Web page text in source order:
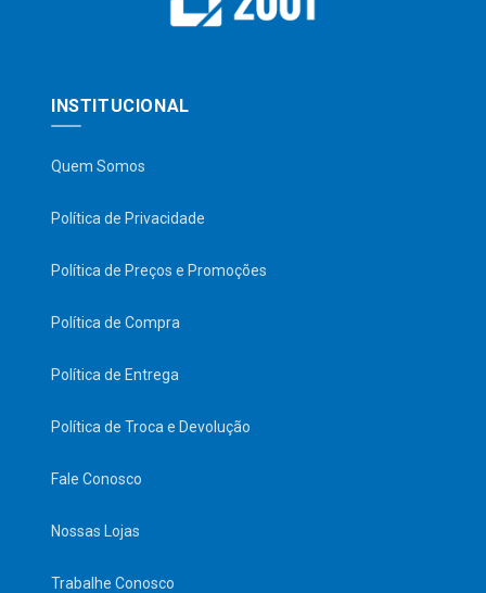
INSTITUCIONAL
Quem Somos
Política de Privacidade
Política de Preços e Promoções
Política de Compra
Política de Entrega
Política de Troca e Devolução
Fale Conosco
Nossas Lojas
Trabalhe Conosco